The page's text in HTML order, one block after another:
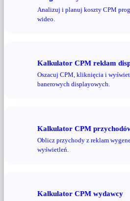
Analizuj i planuj koszty CPM
wideo.
Kalkulator CPM reklam
Oszacuj CPM, kliknięcia i
banerowych displayowych.
Kalkulator CPM
Oblicz przychody z reklam
wyświetleń.
Kalkulator CPM wydawcy